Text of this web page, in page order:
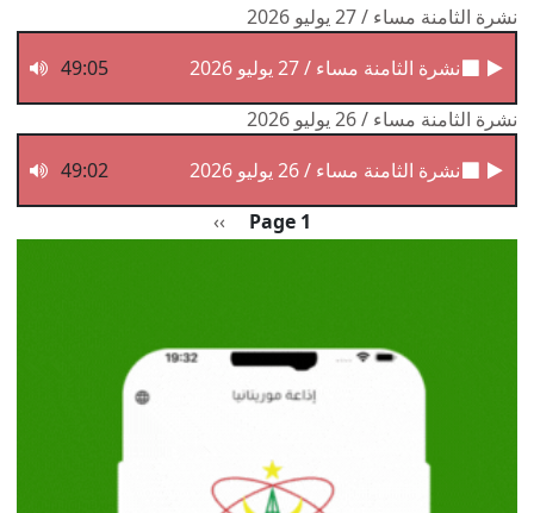
نشرة الثامنة مساء / 27 يوليو 2026
نشرة الثامنة مساء / 27 يوليو 2026
49:05
نشرة الثامنة مساء / 26 يوليو 2026
نشرة الثامنة مساء / 26 يوليو 2026
49:02
Page 1 الصفحة التالية
››